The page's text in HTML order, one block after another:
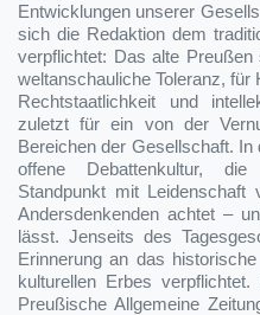
Entwicklungen unserer
sich die Redaktion dem
verpflichtet: Das alte
weltanschauliche Toleranz, für
Rechtstaatlichkeit und
zuletzt für ein von der
Bereichen der Gesellschaft.
offene Debattenkultur,
Standpunkt mit
Andersdenkenden achtet –
lässt. Jenseits des
Erinnerung an das
kulturellen Erbes
Preußische Allgemeine